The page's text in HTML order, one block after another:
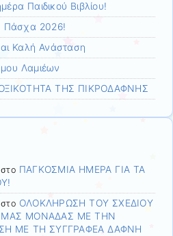
Παιδικού Βιβλίου!
Πάσχα 2026!
Καλή Ανάσταση
Λαμιέων
ΤΗΣ ΠΙΚΡΟΔΑΦΝΗΣ
στο ΠΑΓΚΟΣΜΙΑ ΗΜΕΡΑ ΓΙΑ ΤΑ
στο ΟΛΟΚΛΗΡΩΣΗ ΤΟΥ ΣΧΕΔΙΟΥ
ΜΑΣ ΜΟΝΑΔΑΣ ΜΕ ΤΗΝ
ΜΕ ΤΗ ΣΥΓΓΡΑΦΕΑ ΔΑΦΝΗ